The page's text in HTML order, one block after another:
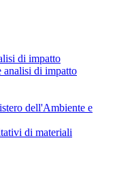
di impatto
analisi di impatto
dell'Ambiente e
di materiali